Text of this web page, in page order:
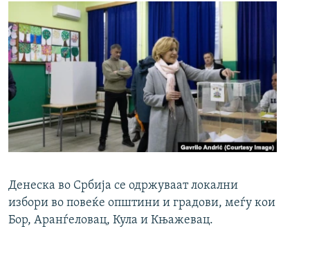
Денеска во Србија се одржуваат локални
избори во повеќе општини и градови, меѓу кои
Бор, Аранѓеловац, Кула и Књажевац.